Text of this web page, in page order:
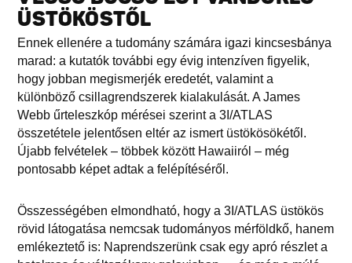
ÜSTÖKÖSTŐL
Ennek ellenére a tudomány számára igazi kincsesbánya
marad: a kutatók további egy évig intenzíven figyelik,
hogy jobban megismerjék eredetét, valamint a
különböző csillagrendszerek kialakulását. A James
Webb űrteleszkóp mérései szerint a 3I/ATLAS
összetétele jelentősen eltér az ismert üstökösökétől.
Újabb felvételek – többek között Hawaiiról – még
pontosabb képet adtak a felépítéséről.
Összességében elmondható, hogy a 3I/ATLAS üstökös
rövid látogatása nemcsak tudományos mérföldkő, hanem
emlékeztető is: Naprendszerünk csak egy apró részlet a